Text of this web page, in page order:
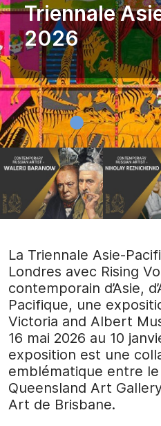
Triennale
2026
La Triennale Asie-
Londres avec Rising
contemporain d’Asie,
Pacifique, une
Victoria and Albert
16 mai 2026 au 10
exposition est une
emblématique entre
Queensland Art
Art de Brisbane.